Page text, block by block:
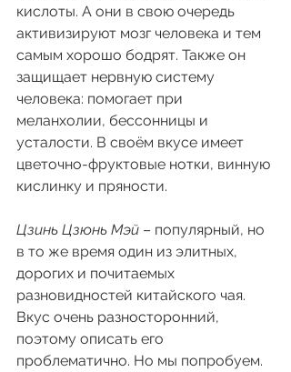
кислоты. А они в свою очередь
активизируют мозг человека и тем
самым хорошо бодрят. Также он
защищает нервную систему
человека: помогает при
меланхолии, бессонницы и
усталости. В своём вкусе имеет
цветочно-фруктовые нотки, винную
кислинку и пряности.
Цзинь Цзюнь Мэй – популярный, но
в то же время один из элитных,
дорогих и почитаемых
разновидностей китайского чая.
Вкус очень разносторонний,
поэтому описать его
проблематично. Но мы попробуем.